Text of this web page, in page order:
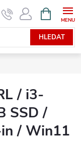
HLEDAT
NÁKUPNÍ
KOŠÍK
/ i3-
SSD /
/ Win11